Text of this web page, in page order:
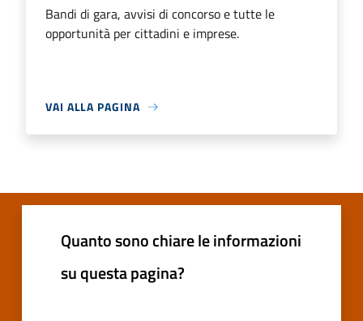
Bandi di gara, avvisi di concorso e tutte le
opportunità per cittadini e imprese.
VAI ALLA PAGINA
Quanto sono chiare le informazioni
su questa pagina?